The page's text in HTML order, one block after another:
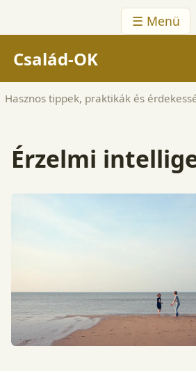
☰ Menü
Család-OK
Hasznos tippek, praktikák és
Érzelmi